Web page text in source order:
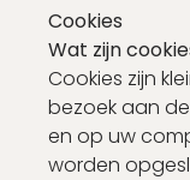
Cookies
Wat zijn
Cookies zijn
bezoek aan
en op uw
worden